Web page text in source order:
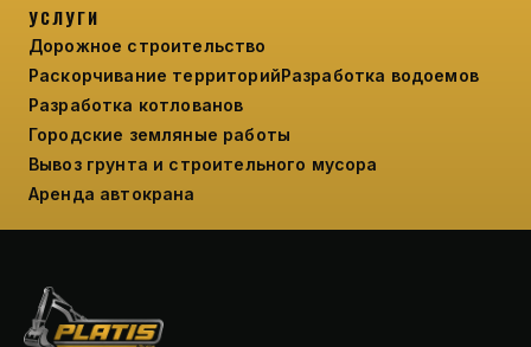
УСЛУГИ
Дорожное строительство
Раскорчивание территорийРазработка водоемов
Разработка котлованов
Городские земляные работы
Вывоз грунта и строительного мусора
Аренда автокрана